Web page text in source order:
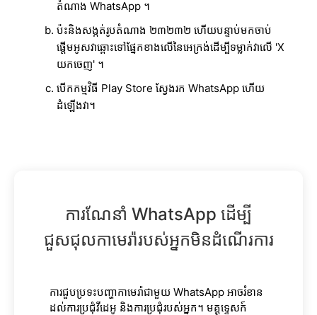
តំណាង WhatsApp ។
ប៉ះនិងសង្កត់រូបតំណាង ២៣២៣២ ហើយបន្ទាប់មកចាប់
ផ្តើមអូសវាឆ្ពោះទៅផ្នែកខាងលើនៃអេក្រង់ដើម្បីទម្លាក់វាលើ 'X
យកចេញ' ។
បើកកម្មវិធី Play Store ស្វែងរក WhatsApp ហើយ
ដំឡើងវា។
ការណែនាំ WhatsApp ដើម្បី
ជួសជុលកាមេរ៉ារបស់អ្នកមិនដំណើរការ
ការជួបប្រទះបញ្ហាកាមេរ៉ាជាមួយ WhatsApp អាចរំខាន
ដល់ការប្រជុំវីដេអូ និងការប្រជុំរបស់អ្នក។ មគ្គុទ្ទេសក៍